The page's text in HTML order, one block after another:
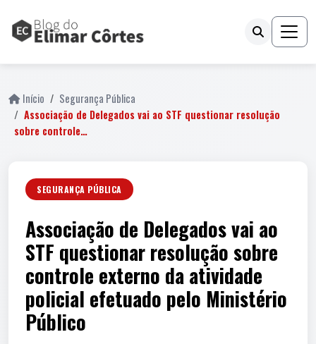
Início
Segurança Pública
Associação de Delegados vai ao STF questionar resolução
sobre controle…
SEGURANÇA PÚBLICA
Associação de Delegados vai ao
STF questionar resolução sobre
controle externo da atividade
policial efetuado pelo Ministério
Público